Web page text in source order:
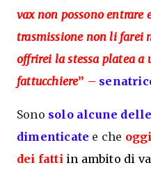
vax non possono entrare
trasmissione non li farei
offrirei la stessa platea a
fattucchiere” –
Sono solo alcune
dimenticate e che
dei fatti in ambito di